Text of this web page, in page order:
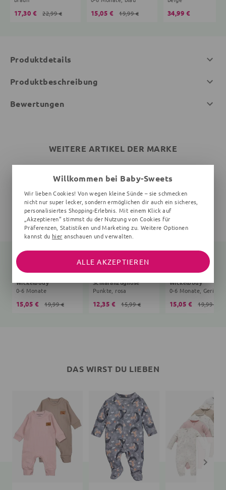
17,30 € 22,99 € 15,05 € 19,99 € 34,99 €
Produktdetails
Produktbeschreibung
Bewertungen
WEITERE ARTIKEL DER MARKE
Wickelbody
0-6 Monate
15,05 € 19,99 €
Schlafanzughose
Punkte, rosa
12,35 € 15,99 €
Wickelbody
15,05 € 19,99 €
DAS WIRST DU LIEBEN
Willkommen bei Baby-Sweets
Wir lieben Cookies! Von wegen kleine Sünde – sie schmecken
nicht nur super lecker, sondern ermöglichen dir auch ein sicheres,
personalisiertes Shopping-Erlebnis. Mit einem Klick auf
„Akzeptieren“ stimmst du der Nutzung von Cookies für
Präferenzen, Statistiken und Marketing zu. Weitere Optionen
kannst du hier anschauen und verwalten.
ALLE AKZEPTIEREN